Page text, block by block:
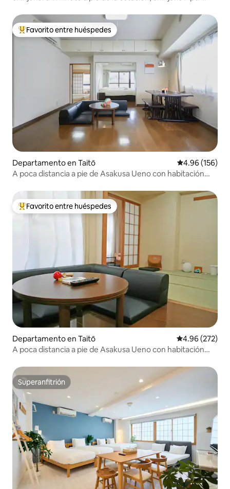
De los mejores en Favorito entre huéspedes
Favorito entre huéspedes
Departamento en Taitō Calificación
4.96 (156)
A poca distancia a pie de Asakusa Ueno con habitación
De los mejores en Favorito entre huéspedes
Favorito entre huéspedes
Departamento en Taitō Calificación
4.96 (272)
A poca distancia a pie de Asakusa Ueno con habitación
Superanfitrión
Superanfitrión